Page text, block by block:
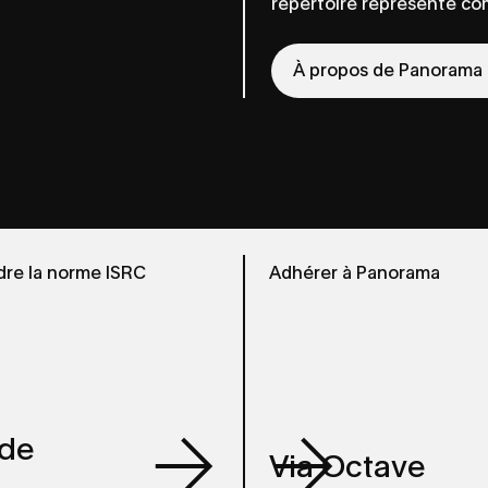
À propos de Panorama
la norme ISRC
la norme ISRC Adhérer à Panorama
Via Octave
Adhérer à Panorama
Via Octave